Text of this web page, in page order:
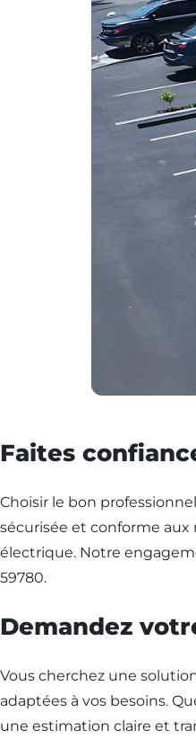
Faites
Choisir le bon
sécurisée et conforme
électrique. Notre
59780.
Demandez
Vous cherchez une
adaptées à vos besoins.
une estimation claire et